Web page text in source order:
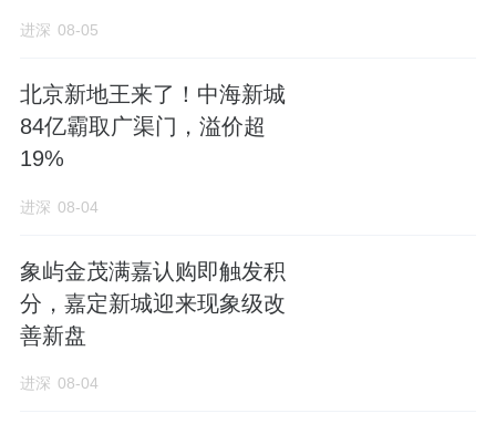
有积极作用。据不完全统计，上半年全国已有
超40条以旧换新相关政策落地。
1.1.2 货币金融环境
地产市场修复提供了有利的金融环境。
LPR与房贷利率 ：央行延续降息路径，5年以上
LPR在上半年继续下调，带动全国房贷利率下
限进一步走低。多地首套房贷利率降至3.0%左
右的历史低位，二套房贷利率同步下调，购房
进深 08-05
北京新地王来了！中海新城
84亿霸取广渠门，溢价超
19%
进深 08-04
象屿金茂满嘉认购即触发积
分，嘉定新城迎来现象级改
善新盘
进深 08-04